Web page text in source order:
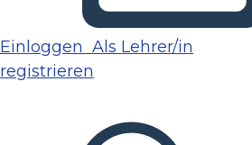
Einloggen Als Lehrer/in
registrieren